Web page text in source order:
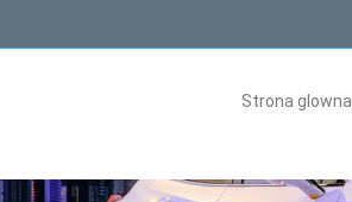
Strona glowna